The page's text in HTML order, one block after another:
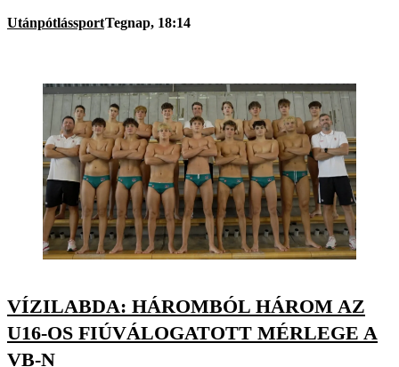
UtánpótlássportTegnap, 18:14
VÍZILABDA: HÁROMBÓL HÁROM AZ
U16-OS FIÚVÁLOGATOTT MÉRLEGE A
VB-N